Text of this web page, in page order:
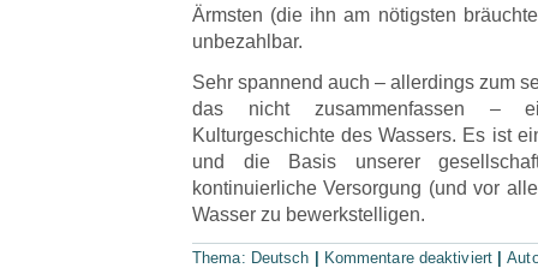
Ärmsten (die ihn am nötigsten
unbezahlbar.
Sehr spannend auch – allerdings zum
das nicht zusammenfassen –
Kulturgeschichte des Wassers. Es ist
und die Basis unserer
kontinuierliche Versorgung (und vor
Wasser zu bewerkstelligen.
Thema: Deutsch Kommentare deaktiviert|